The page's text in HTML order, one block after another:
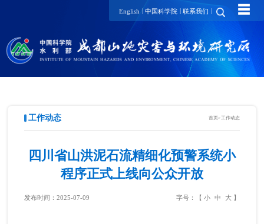
English | 中国科学院 | 联系我们 | ☰
工作动态 首页>工作动态
四川省山洪泥石流精细化预警系统小
程序正式上线向公众开放
发布时间：2025-07-09 字号：【 小 中 大】